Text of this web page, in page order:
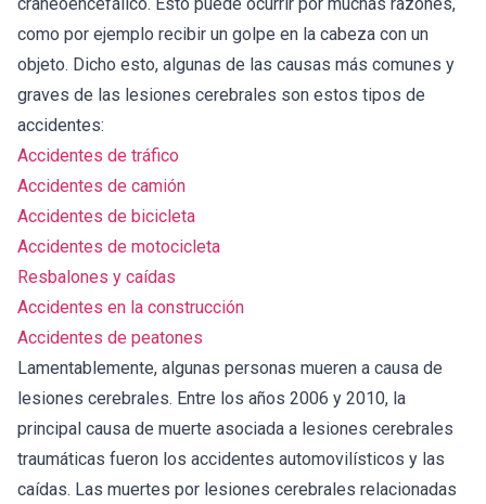
como por ejemplo recibir un golpe en la cabeza con un
objeto. Dicho esto, algunas de las causas más comunes y
graves de las lesiones cerebrales son estos tipos de
accidentes:
Accidentes de tráfico
Accidentes de camión
Accidentes de bicicleta
Accidentes de motocicleta
Resbalones y caídas
Accidentes en la construcción
Accidentes de peatones
Lamentablemente, algunas personas mueren a causa de
lesiones cerebrales. Entre los años 2006 y 2010, la
principal causa de muerte asociada a lesiones cerebrales
traumáticas fueron los accidentes automovilísticos y las
caídas. Las muertes por lesiones cerebrales relacionadas